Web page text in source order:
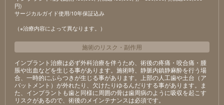
円)
サージカルガイド使用/10年保証込み
（※治療内容によって異なります。）
施術のリスク ・ 副作用
インプラント治療は必ず外科治療を伴うため、術後の疼痛・咬合痛・腫
脹や出血などを生じる事があります。施術時、静脈内鎮静麻酔を行う場
合、一時的にふらつきが生じる事があります。上部の人工歯や土台（ア
バットメント）が外れたり、欠けたりゆるんだりする事があります。ま
た、インプラントも歯と同様に周囲の骨は歯周病のように吸収を起こす
リスクがあるので、術後のメインテナンスは必須です。